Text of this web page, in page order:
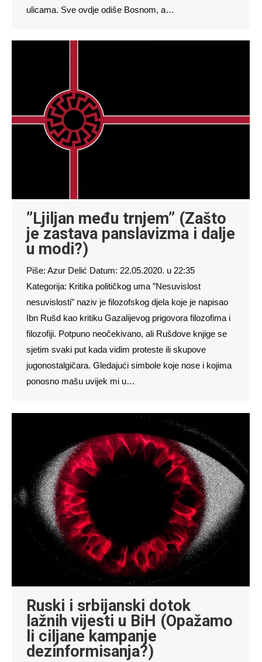
ulicama. Sve ovdje odiše Bosnom, a…
”Ljiljan među trnjem” (Zašto
je zastava panslavizma i dalje
u modi?)
Piše: Azur Delić Datum: 22.05.2020. u 22:35
Kategorija: Kritika političkog uma ”Nesuvislost
nesuvislosti” naziv je filozofskog djela koje je napisao
Ibn Rušd kao kritiku Gazalijevog prigovora filozofima i
filozofiji. Potpuno neočekivano, ali Rušdove knjige se
sjetim svaki put kada vidim proteste ili skupove
jugonostalgičara. Gledajući simbole koje nose i kojima
ponosno mašu uvijek mi u…
Ruski i srbijanski dotok
lažnih vijesti u BiH (Opažamo
li ciljane kampanje
dezinformisanja?)